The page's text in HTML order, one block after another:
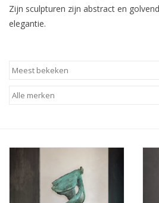
OUTLET
Merken
Zijn sculpturen zijn abstract en
elegantie.